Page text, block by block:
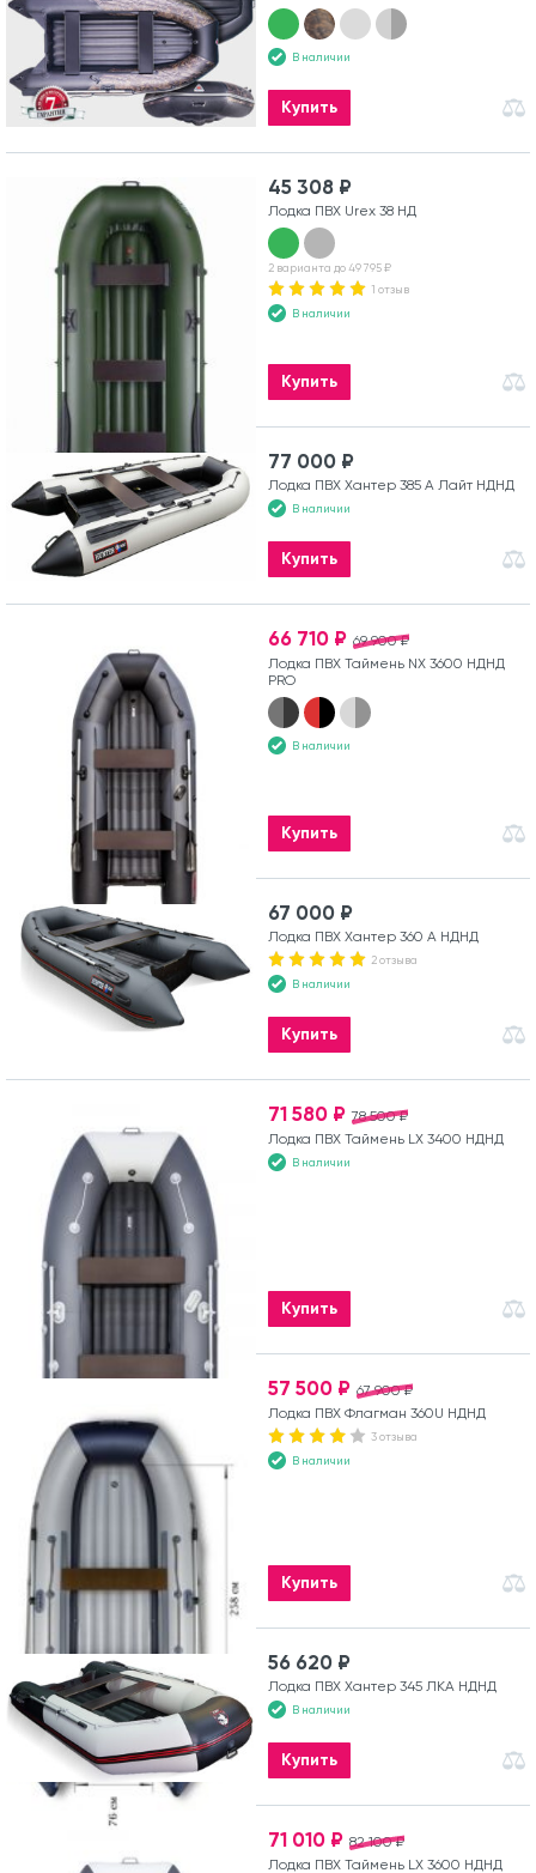
В наличии
Купить
45 308 ₽
Лодка ПВХ Urex 38 НД
2 варианта до 49 795 ₽
1 отзыв
В наличии
Купить
77 000 ₽
Лодка ПВХ Хантер 385 А Лайт НДНД
В наличии
Купить
69 900 ₽
66 710 ₽
Лодка ПВХ Таймень NX 3600 НДНД
PRO
В наличии
Купить
67 000 ₽
Лодка ПВХ Хантер 360 А НДНД
2 отзыва
В наличии
Купить
78 500 ₽
71 580 ₽
Лодка ПВХ Таймень LX 3400 НДНД
В наличии
Купить
67 900 ₽
57 500 ₽
Лодка ПВХ Флагман 360U НДНД
3 отзыва
В наличии
Купить
56 620 ₽
Лодка ПВХ Хантер 345 ЛКА НДНД
В наличии
Купить
82 100 ₽
71 010 ₽
Лодка ПВХ Таймень LX 3600 НДНД